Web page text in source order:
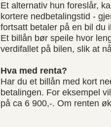
Et alternativ hun foreslår,
kortere nedbetalingstid -
fortsatt betaler på en bil du
Et billån bør speile hvor
verdifallet på bilen, slik at
Hva med renta?
Har du et billån med kort
betalingen. For eksempel
på ca 6 900,-. Om renten